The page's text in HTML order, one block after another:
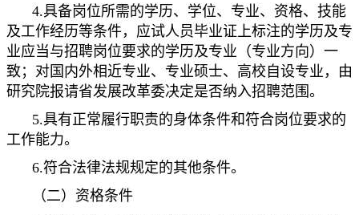
4.具备岗位所需的学历、学位、专业、资格、技能
及工作经历等条件，应试人员毕业证上标注的学历及专
业应当与招聘岗位要求的学历及专业（专业方向）一
致；对国内外相近专业、专业硕士、高校自设专业，由
研究院报请省发展改革委决定是否纳入招聘范围。
5.具有正常履行职责的身体条件和符合岗位要求的
工作能力。
6.符合法律法规规定的其他条件。
（二）资格条件